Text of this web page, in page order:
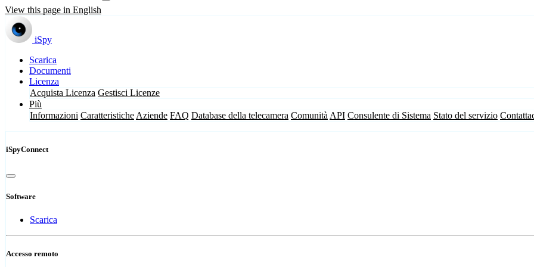
View this page in English
iSpy
Scarica
Documenti
Licenza
Acquista Licenza Gestisci Licenze
Più
Informazioni Caratteristiche Aziende FAQ Database della telecamera Comunità API Consulente di Sistema Stato del servizio
iSpyConnect
Software
Scarica
Accesso remoto